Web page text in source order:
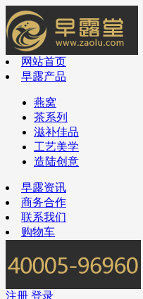
网站首页
早露产品
燕窝
茶系列
滋补佳品
工艺美学
造陆创意
早露资讯
商务合作
联系我们
购物车
注册 登录